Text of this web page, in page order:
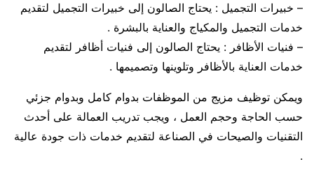
– خبيرات التجميل : يحتاج الصالون إلى خبيرات التجميل لتقديم
خدمات التجميل والمكياج والعناية بالبشرة .
– فنيات الأظافر : يحتاج الصالون إلى فنيات أظافر لتقديم
خدمات العناية بالأظافر وتلوينها وتصميمها .
ويمكن توظيف مزيج من الموظفات بدوام كامل وبدوام جزئي
حسب الحاجة وحجم العمل ، ويجب تدريب العمالة على أحدث
التقنيات والصيحات في الصناعة لتقديم خدمات ذات جودة عالية
.